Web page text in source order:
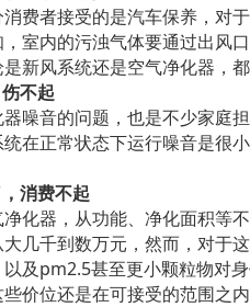
费者接受的是汽车保养，对
室内的污浊气体要通过出风
新风系统还是空气净化器，
不起
噪音的问题，也是不少家庭
在正常状态下运行噪音是很
消费不起
化器，从功能、净化面积等
几千到数万元，然而，对于
及pm2.5甚至更小颗粒物对
价位还是在可接受的范围之